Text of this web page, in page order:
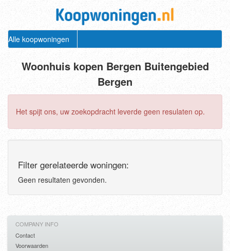
Alle koopwoningen
Woonhuis kopen Bergen Buitengebied
Bergen
Het spijt ons, uw zoekopdracht leverde geen resulaten op.
Filter gerelateerde woningen:
Geen resultaten gevonden.
COMPANY INFO
Contact
Voorwaarden